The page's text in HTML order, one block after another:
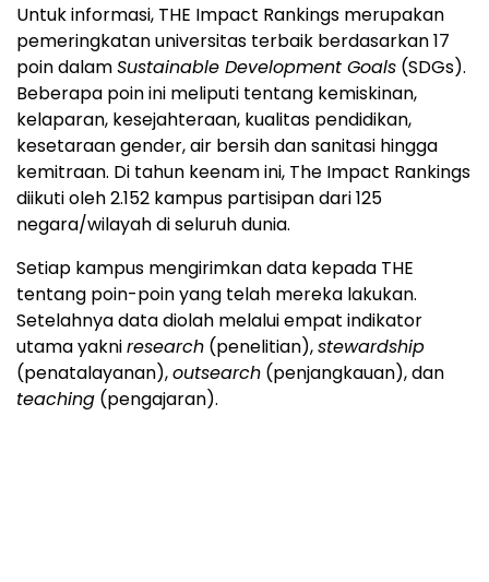
Untuk informasi, THE Impact Rankings merupakan
pemeringkatan universitas terbaik berdasarkan 17
poin dalamSustainable Development Goals (SDGs).
Beberapa poin ini meliputi tentang kemiskinan,
kelaparan, kesejahteraan, kualitas pendidikan,
kesetaraan gender, air bersih dan sanitasi hingga
kemitraan. Di tahun keenam ini, The Impact Rankings
diikuti oleh 2.152 kampus partisipan dari 125
negara/wilayah di seluruh dunia.
Setiap kampus mengirimkan data kepada THE
tentang poin-poin yang telah mereka lakukan.
Setelahnya data diolah melalui empat indikator
utama yakniresearch (penelitian),stewardship
(penatalayanan),outsearch (penjangkauan), dan
teaching (pengajaran).